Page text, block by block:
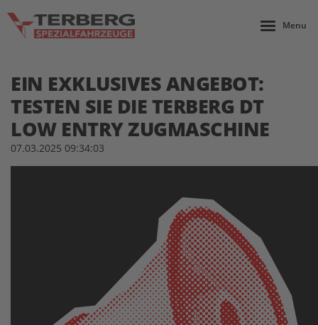
Menu
EIN EXKLUSIVES ANGEBOT:
TESTEN SIE DIE TERBERG DT
LOW ENTRY ZUGMASCHINE
07.03.2025 09:34:03